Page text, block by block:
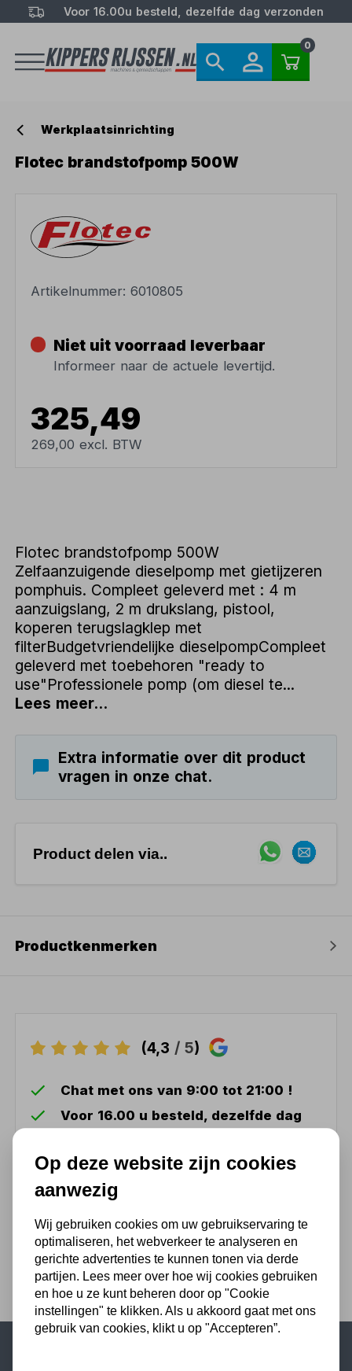
Voor 16.00u besteld, dezelfde dag verzonden
0
Werkplaatsinrichting
Flotec brandstofpomp 500W
Artikelnummer:6010805
Niet uit voorraad leverbaar
Informeer naar de actuele levertijd.
325,49
269,00 excl. BTW
Flotec brandstofpomp 500W
Zelfaanzuigende dieselpomp met gietijzeren
pomphuis. Compleet geleverd met : 4 m
aanzuigslang, 2 m drukslang, pistool,
koperen terugslagklep met
filterBudgetvriendelijke dieselpompCompleet
geleverd met toebehoren "ready to
use"Professionele pomp (om diesel te...
Lees meer...
Extra informatie over dit product
vragen in onze chat.
Product delen via..
Productkenmerken
(4,3 / 5)
Chat met ons van 9:00 tot 21:00 !
Voor 16.00 u besteld, dezelfde dag
(Technische) Vragen ? Bel ons +31
1.500 m2 winkel in Rijssen !
Twents familiebedrijf sinds 1992 !
Op deze website zijn cookies
aanwezig
Wij gebruiken cookies om uw gebruikservaring te
optimaliseren, het webverkeer te analyseren en
gerichte advertenties te kunnen tonen via derde
partijen. Lees meer over hoe wij cookies gebruiken
en hoe u ze kunt beheren door op "Cookie
instellingen" te klikken. Als u akkoord gaat met ons
gebruik van cookies, klikt u op "Accepteren”.